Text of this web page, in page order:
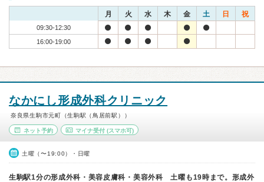
月 火 水 木 金 土 日 祝
09:30-12:30
16:00-19:00
なかにし形成外科クリニック
奈良県生駒市元町（生駒駅（鳥居前駅））
ネット予約 マイナ受付(スマホ可)
土曜（〜19:00）・日曜
生駒駅1分の形成外科・美容皮膚科・美容外科 土曜も19時まで。形成外